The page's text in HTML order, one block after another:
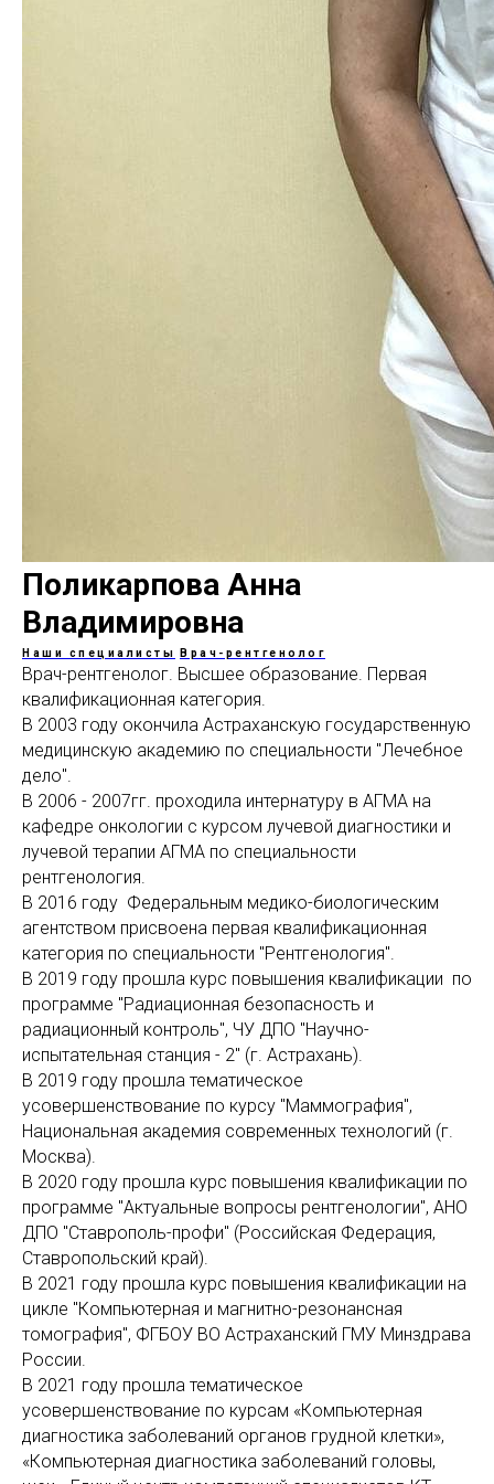
Поликарпова Анна
Владимировна
Наши специалисты Врач-рентгенолог
Врач-рентгенолог. Высшее образование. Первая
квалификационная категория.
В 2003 году окончила Астраханскую государственную
медицинскую академию по специальности "Лечебное
дело".
В 2006 - 2007гг. проходила интернатуру в АГМА на
кафедре онкологии с курсом лучевой диагностики и
лучевой терапии АГМА по специальности
рентгенология.
В 2016 году Федеральным медико-биологическим
агентством присвоена первая квалификационная
категория по специальности "Рентгенология".
В 2019 году прошла курс повышения квалификации по
программе "Радиационная безопасность и
радиационный контроль", ЧУ ДПО "Научно-
испытательная станция - 2" (г. Астрахань).
В 2019 году прошла тематическое
усовершенствование по курсу "Маммография",
Национальная академия современных технологий (г.
Москва).
В 2020 году прошла курс повышения квалификации по
программе "Актуальные вопросы рентгенологии", АНО
ДПО "Ставрополь-профи" (Российская Федерация,
Ставропольский край).
В 2021 году прошла курс повышения квалификации на
цикле "Компьютерная и магнитно-резонансная
томография", ФГБОУ ВО Астраханский ГМУ Минздрава
России.
В 2021 году прошла тематическое
усовершенствование по курсам «Компьютерная
диагностика заболеваний органов грудной клетки»,
«Компьютерная диагностика заболеваний головы,